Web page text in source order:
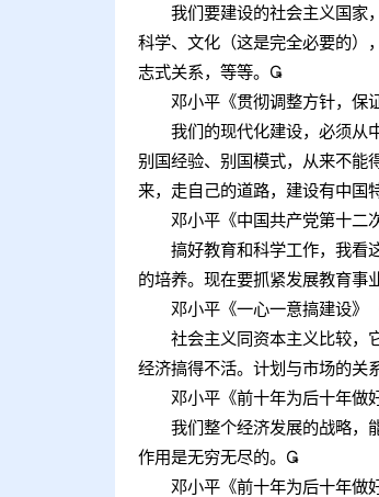
我们要建设的社会主义国家，
科学、文化（这是完全必要的）
志式关系，等等。 
邓小平《贯彻调整方针，保
我们的现代化建设，必须从中
别国经验、别国模式，从来不能
来，走自己的道路，建设有中国
邓小平《中国共产党第十二
搞好教育和科学工作，我看这
的培养。现在要抓紧发展教育事业
邓小平《一心一意搞建设》
社会主义同资本主义比较，它
经济搞得不活。计划与市场的关
邓小平《前十年为后十年做
我们整个经济发展的战略，能
作用是无穷无尽的。 
邓小平《前十年为后十年做